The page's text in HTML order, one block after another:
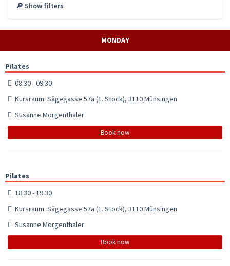
🔎 Show filters
MONDAY
Pilates
08:30 - 09:30
Kursraum: Sägegasse 57a (1. Stock), 3110 Münsingen
Susanne Morgenthaler
Book now
Pilates
18:30 - 19:30
Kursraum: Sägegasse 57a (1. Stock), 3110 Münsingen
Susanne Morgenthaler
Book now